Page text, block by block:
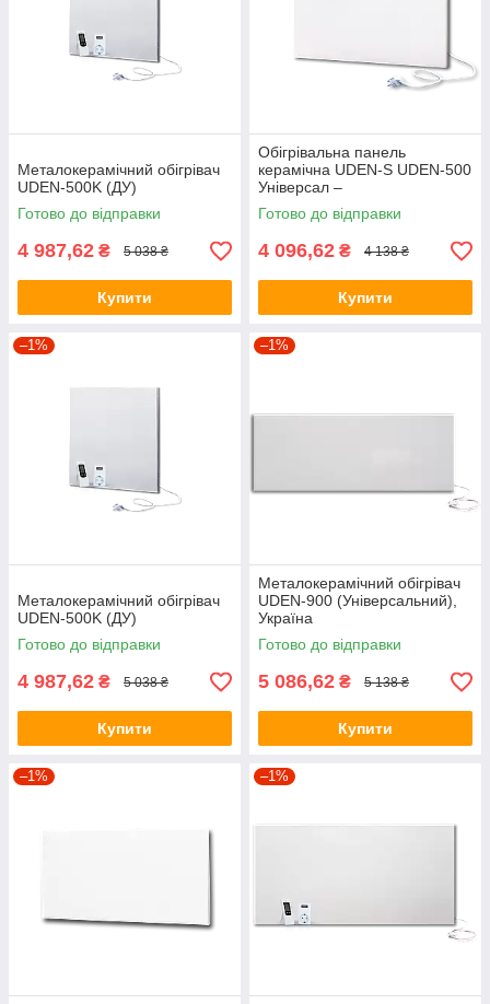
Металокерамічний обігрівач
UDEN-500K (ДУ)
Готово до відправки
4 987,62 ₴ 5 038 ₴
Купити
Обігрівальна панель
керамічна UDEN-S UDEN-500
Універсал –
енергозберігаючий
електрообігрівач
Готово до відправки
4 096,62 ₴ 4 138 ₴
Купити
–1%
Металокерамічний обігрівач
UDEN-500K (ДУ)
Готово до відправки
4 987,62 ₴ 5 038 ₴
Купити
–1%
Металокерамічний обігрівач
UDEN-900 (Універсальний),
Україна
Готово до відправки
5 086,62 ₴ 5 138 ₴
Купити
–1% –1%